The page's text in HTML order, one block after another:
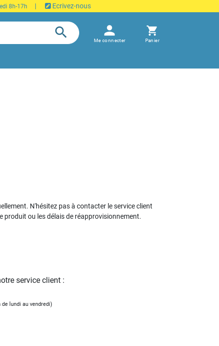
8h-17h | Ecrivez-nous
search person
Me connecter
shopping_cart
Panier
N'hésitez pas à contacter le service client
produit ou les délais de réapprovisionnement.
service client :
de lundi au vendredi)